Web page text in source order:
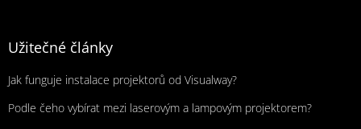
Užitečné články
Jak funguje instalace projektorů od Visualway?
Podle čeho vybírat mezi laserovým a lampovým projektorem?